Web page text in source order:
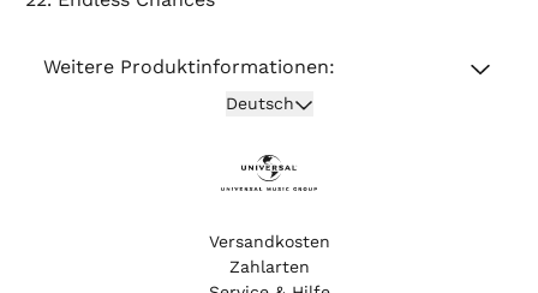
Weitere Produktinformationen:
Deutsch Absenden
Versandkosten
Zahlarten